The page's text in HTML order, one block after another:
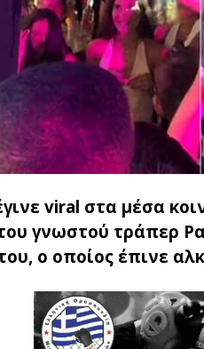
viral στα μέσα
γνωστού τράπερ
ο οποίος έπινε